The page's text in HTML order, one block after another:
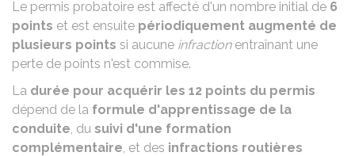
Le permis probatoire est affecté d'un nombre initial de 6
points et est ensuite périodiquement augmenté de
plusieurs points si aucune infractionentraînant une
perte de points n'est commise.
La durée pour acquérir les 12 points du permis
dépend de la formule d'apprentissage de la
conduite, du suivi d'une formation
complémentaire, et des infractions routières